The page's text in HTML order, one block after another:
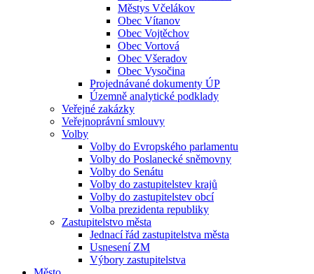
Městys Včelákov
Obec Vítanov
Obec Vojtěchov
Obec Vortová
Obec Všeradov
Obec Vysočina
Projednávané dokumenty ÚP
Územně analytické podklady
Veřejné zakázky
Veřejnoprávní smlouvy
Volby
Volby do Evropského parlamentu
Volby do Poslanecké sněmovny
Volby do Senátu
Volby do zastupitelstev krajů
Volby do zastupitelstev obcí
Volba prezidenta republiky
Zastupitelstvo města
Jednací řád zastupitelstva města
Usnesení ZM
Výbory zastupitelstva